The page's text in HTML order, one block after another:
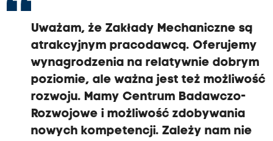
Uważam, że Zakłady Mechaniczne są
atrakcyjnym pracodawcą. Oferujemy
wynagrodzenia na relatywnie dobrym
poziomie, ale ważna jest też możliwość
rozwoju. Mamy Centrum Badawczo-
Rozwojowe i możliwość zdobywania
nowych kompetencji. Zależy nam nie